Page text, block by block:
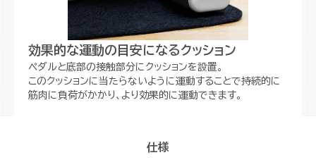
効果的な運動の目安になるクッション
ペダルと底部の接触部分にクッションを設置。
このクッションに当たらないように運動することで持続的に
筋肉に負荷がかかり、より効果的に運動できます。
仕様